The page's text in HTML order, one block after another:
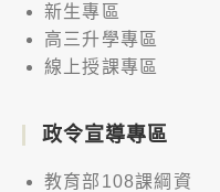
新生專區
高三升學專區
線上授課專區
政令宣導專區
教育部108課綱資